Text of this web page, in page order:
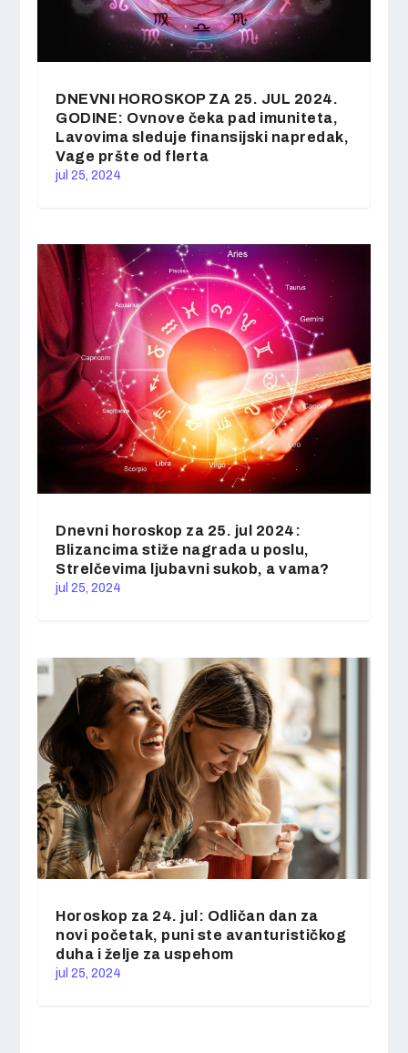
DNEVNI HOROSKOP ZA 25. JUL 2024.
GODINE: Ovnove čeka pad imuniteta,
Lavovima sleduje finansijski napredak,
Vage pršte od flerta
jul 25, 2024
Dnevni horoskop za 25. jul 2024:
Blizancima stiže nagrada u poslu,
Strelčevima ljubavni sukob, a vama?
jul 25, 2024
Horoskop za 24. jul: Odličan dan za
novi početak, puni ste avanturističkog
duha i želje za uspehom
jul 25, 2024